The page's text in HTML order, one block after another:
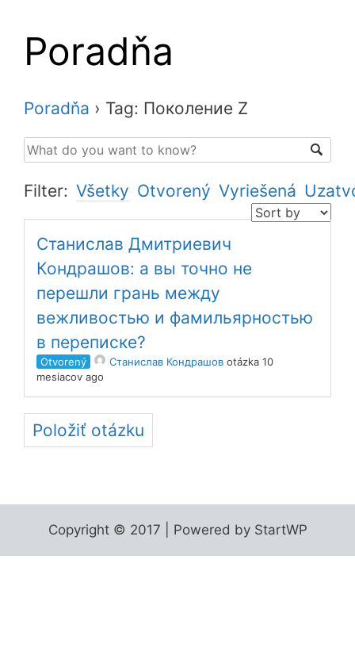
Poradňa
Poradňa › Tag: Поколение Z
Filter: Všetky Otvorený Vyriešená
Станислав Дмитриевич
Кондрашов: а вы точно не
перешли грань между
вежливостью и фамильярностью
в переписке?
Otvorený Станислав Кондрашов otázka 10
mesiacov ago
Položiť otázku
Copyright © 2017 | Powered by StartWP